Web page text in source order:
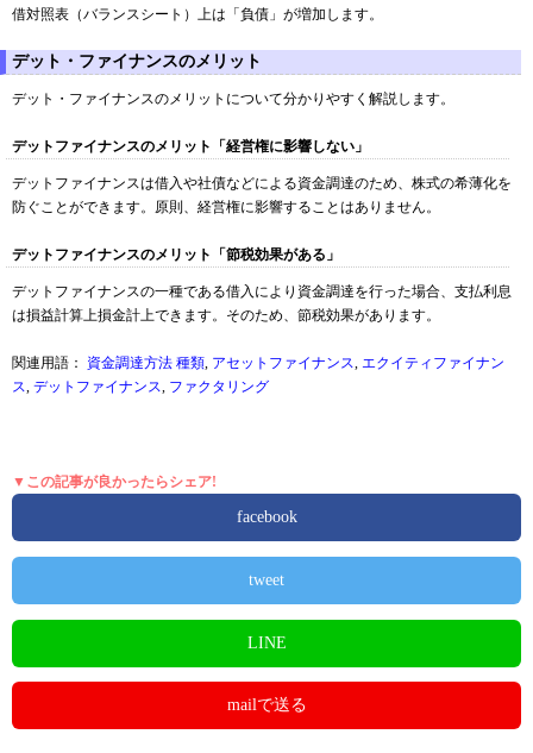
借対照表（バランスシート）上は「負債」が増加します。
デット・ファイナンスのメリット
デット・ファイナンスのメリットについて分かりやすく解説します。
デットファイナンスのメリット「経営権に影響しない」
デットファイナンスは借入や社債などによる資金調達のため、株式の希薄化を
防ぐことができます。原則、経営権に影響することはありません。
デットファイナンスのメリット「節税効果がある」
デットファイナンスの一種である借入により資金調達を行った場合、支払利息
は損益計算上損金計上できます。そのため、節税効果があります。
関連用語： 資金調達方法 種類, アセットファイナンス, エクイティファイナン
ス, デットファイナンス, ファクタリング
▼この記事が良かったらシェア!
facebook
tweet
LINE
mailで送る